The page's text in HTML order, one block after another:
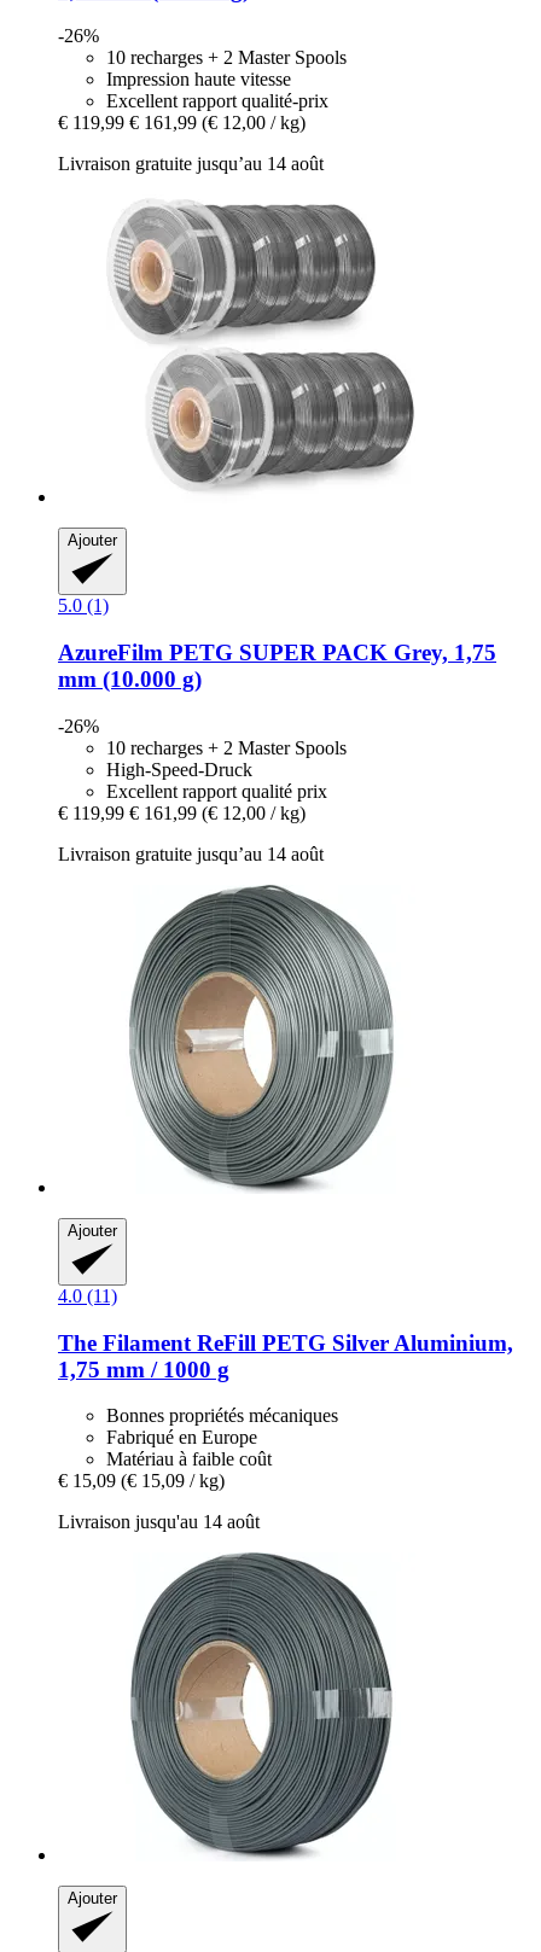
-26%
10 recharges + 2 Master Spools
Impression haute vitesse
Excellent rapport qualité-prix
€ 119,99 € 161,99 (€ 12,00 / kg)
Livraison gratuite jusqu’au 14 août
Ajouter
5.0 (1)
AzureFilm PETG SUPER PACK Grey, 1,75
mm (10.000 g)
-26%
10 recharges + 2 Master Spools
High-Speed-Druck
Excellent rapport qualité prix
€ 119,99 € 161,99 (€ 12,00 / kg)
Livraison gratuite jusqu’au 14 août
Ajouter
4.0 (11)
The Filament ReFill PETG Silver Aluminium,
1,75 mm / 1000 g
Bonnes propriétés mécaniques
Fabriqué en Europe
Matériau à faible coût
€ 15,09 (€ 15,09 / kg)
Livraison jusqu'au 14 août
Ajouter